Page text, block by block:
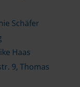
Schäfer
Haas
9, Thomas